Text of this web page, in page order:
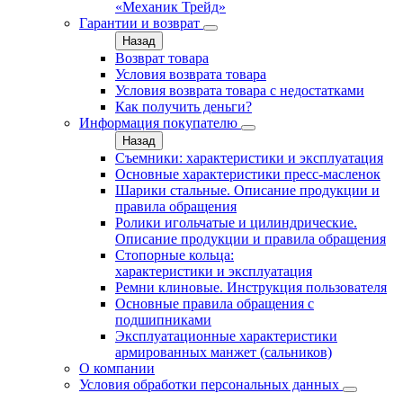
«Механик Трейд»
Гарантии и возврат
Назад
Возврат товара
Условия возврата товара
Условия возврата товара с недостатками
Как получить деньги?
Информация покупателю
Назад
Съемники: характеристики и эксплуатация
Основные характеристики пресс‑масленок
Шарики стальные. Описание продукции и
правила обращения
Ролики игольчатые и цилиндрические.
Описание продукции и правила обращения
Стопорные кольца:
характеристики и эксплуатация
Ремни клиновые. Инструкция пользователя
Основные правила обращения с
подшипниками
Эксплуатационные характеристики
армированных манжет (сальников)
О компании
Условия обработки персональных данных